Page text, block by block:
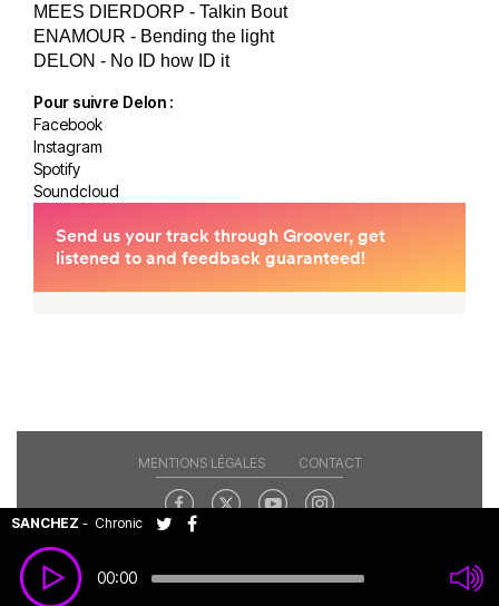
MEES DIERDORP - Talkin Bout
ENAMOUR - Bending the light
DELON - No ID how ID it
Pour suivre Delon :
Facebook
Instagram
Spotify
Soundcloud
00:00
SANCHEZ - Chronic
MENTIONS LÉGALES CONTACT